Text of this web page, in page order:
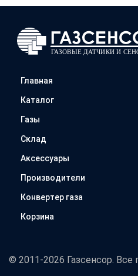
Главная
Каталог
Газы
Склад
Аксессуары
Производители
Конвертер газа
Корзина
© 2011-2026 Газсенсор.